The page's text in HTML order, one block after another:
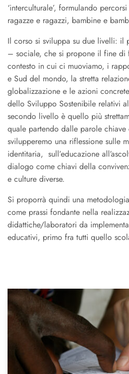
‘interculturale’, formulando
ragazze e ragazzi, bambine e
Il corso si sviluppa su due livelli: il
– sociale, che si propone il fine di
contesto in cui ci muoviamo, i
e Sud del mondo, la stretta
globalizzazione e le azioni
dello Sviluppo Sostenibile relativi
secondo livello è quello più
quale partendo dalle parole chiave
svilupperemo una riflessione sulle
identitaria, sull’educazione
dialogo come chiavi della
e culture diverse.
Si proporrà quindi una
come prassi fondante nella
didattiche/laboratori da
educativi, primo fra tutti quello